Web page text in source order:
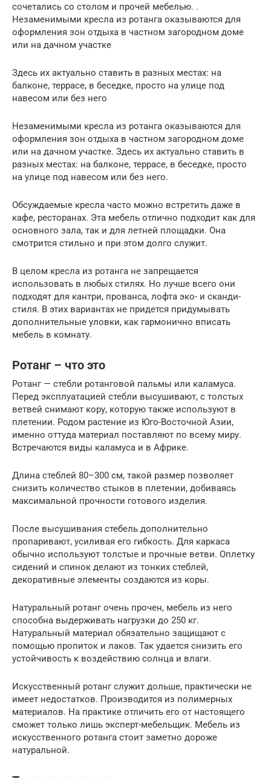
сочетались со столом и прочей мебелью. .
Незаменимыми кресла из ротанга оказываются для
оформления зон отдыха в частном загородном доме
или на дачном участке
Здесь их актуально ставить в разных местах: на
балконе, террасе, в беседке, просто на улице под
навесом или без него
Незаменимыми кресла из ротанга оказываются для
оформления зон отдыха в частном загородном доме
или на дачном участке. Здесь их актуально ставить в
разных местах: на балконе, террасе, в беседке, просто
на улице под навесом или без него.
Обсуждаемые кресла часто можно встретить даже в
кафе, ресторанах. Эта мебель отлично подходит как для
основного зала, так и для летней площадки. Она
смотрится стильно и при этом долго служит.
В целом кресла из ротанга не запрещается
использовать в любых стилях. Но лучше всего они
подходят для кантри, прованса, лофта эко- и сканди-
стиля. В этих вариантах не придется придумывать
дополнительные уловки, как гармонично вписать
мебель в комнату.
Ротанг – что это
Ротанг — стебли ротанговой пальмы или каламуса.
Перед эксплуатацией стебли высушивают, с толстых
ветвей снимают кору, которую также используют в
плетении. Родом растение из Юго-Восточной Азии,
именно оттуда материал поставляют по всему миру.
Встречаются виды каламуса и в Африке.
Длина стеблей 80–300 см, такой размер позволяет
снизить количество стыков в плетении, добиваясь
максимальной прочности готового изделия.
После высушивания стебель дополнительно
пропаривают, усиливая его гибкость. Для каркаса
обычно используют толстые и прочные ветви. Оплетку
сидений и спинок делают из тонких стеблей,
декоративные элементы создаются из коры.
Натуральный ротанг очень прочен, мебель из него
способна выдерживать нагрузки до 250 кг.
Натуральный материал обязательно защищают с
помощью пропиток и лаков. Так удается снизить его
устойчивость к воздействию солнца и влаги.
Искусственный ротанг служит дольше, практически не
имеет недостатков. Производится из полимерных
материалов. На практике отличить его от настоящего
сможет только лишь эксперт-мебельщик. Мебель из
искусственного ротанга стоит заметно дороже
натуральной.